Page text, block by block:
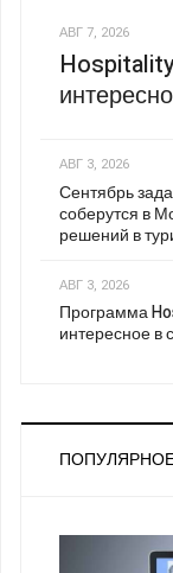
АВГ 7, 2026
АВГ 3, 2026
Сентябрь
соберутся в
решений в
АВГ 3, 2026
Программа
интересное в